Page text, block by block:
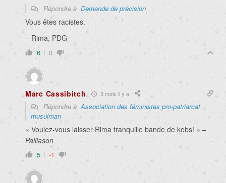
Répondre à Demande de précision
Vous êtes racistes.
– Rima, PDG
6 0
Marc Cassibitch 3 mois il y a
Répondre àAssociation des féministes pro-patriarcat
musulman
« Voulez-vous laisser Rima tranquille bande de kebs! » –
Paillason
5 -1